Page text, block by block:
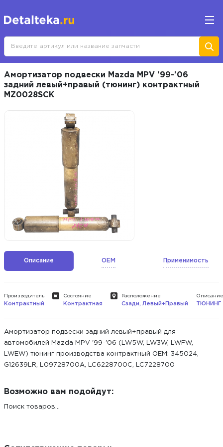
Амортизатор подвески Mazda MPV '99-'06
задний левый+правый (тюнинг) контрактный
MZ0028SCK
Описание OEM Применимость
Производитель
Контрактный
Состояние
Контрактная
Расположение
Сзади, Левый+Правый
Описание
ТЮНИНГ
Амортизатор подвески задний левый+правый для
автомобилей Mazda MPV '99-'06 (LW5W, LW3W, LWFW,
LWEW) тюнинг производства контрактный ОЕМ: 345024,
G12639LR, L09728700A, LC6228700C, LC7228700
Возможно вам подойдут:
Поиск товаров...